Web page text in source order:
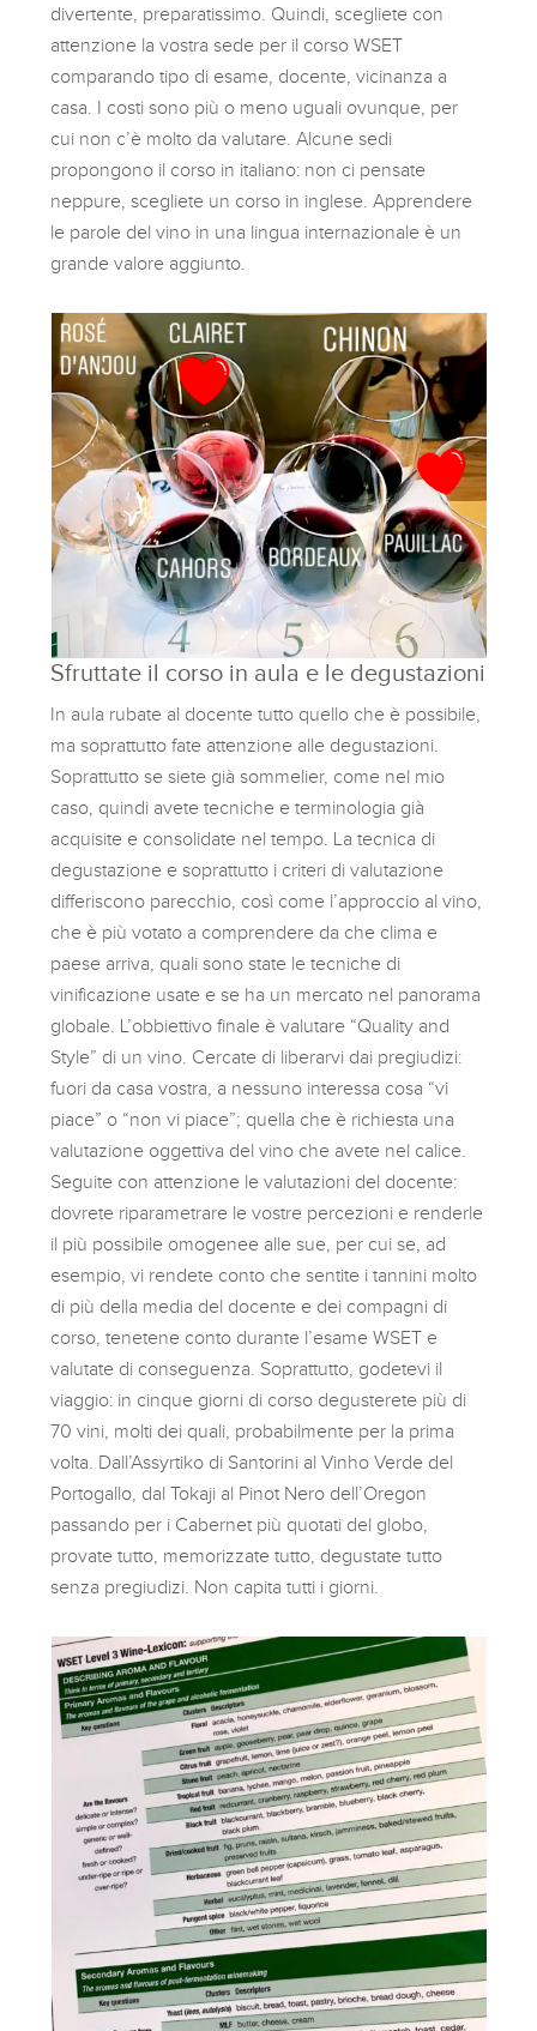
divertente, preparatissimo. Quindi, scegliete con
attenzione la vostra sede per il corso WSET
comparando tipo di esame, docente, vicinanza a
casa. I costi sono più o meno uguali ovunque, per
cui non c’è molto da valutare. Alcune sedi
propongono il corso in italiano: non ci pensate
neppure, scegliete un corso in inglese. Apprendere
le parole del vino in una lingua internazionale è un
grande valore aggiunto.
Sfruttate il corso in aula e le degustazioni
In aula rubate al docente tutto quello che è possibile,
ma soprattutto fate attenzione alle degustazioni.
Soprattutto se siete già sommelier, come nel mio
caso, quindi avete tecniche e terminologia già
acquisite e consolidate nel tempo. La tecnica di
degustazione e soprattutto i criteri di valutazione
differiscono parecchio, così come l’approccio al vino,
che è più votato a comprendere da che clima e
paese arriva, quali sono state le tecniche di
vinificazione usate e se ha un mercato nel panorama
globale. L’obbiettivo finale è valutare “Quality and
Style” di un vino. Cercate di liberarvi dai pregiudizi:
fuori da casa vostra, a nessuno interessa cosa “vi
piace” o “non vi piace”; quella che è richiesta una
valutazione oggettiva del vino che avete nel calice.
Seguite con attenzione le valutazioni del docente:
dovrete riparametrare le vostre percezioni e renderle
il più possibile omogenee alle sue, per cui se, ad
esempio, vi rendete conto che sentite i tannini molto
di più della media del docente e dei compagni di
corso, tenetene conto durante l’esame WSET e
valutate di conseguenza. Soprattutto, godetevi il
viaggio: in cinque giorni di corso degusterete più di
70 vini, molti dei quali, probabilmente per la prima
volta. Dall’Assyrtiko di Santorini al Vinho Verde del
Portogallo, dal Tokaji al Pinot Nero dell’Oregon
passando per i Cabernet più quotati del globo,
provate tutto, memorizzate tutto, degustate tutto
senza pregiudizi. Non capita tutti i giorni.